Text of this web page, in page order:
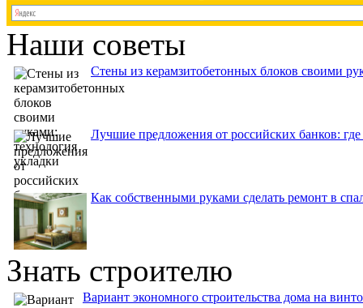
Наши советы
Стены из керамзитобетонных блоков своими
Лучшие предложения от российских банков:
Как собственными руками сделать ремонт в
Знать строителю
Вариант экономного строительства дома на